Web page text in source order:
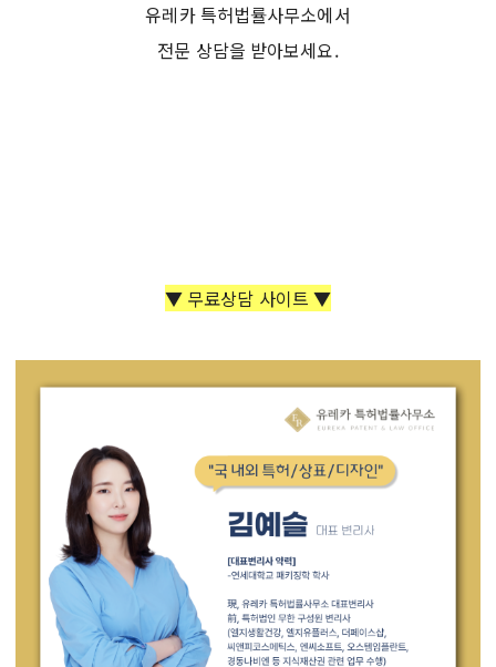
유레카 특허법률사무소에서
전문 상담을 받아보세요.
▼ 무료상담 사이트 ▼